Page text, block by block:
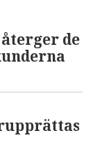
de